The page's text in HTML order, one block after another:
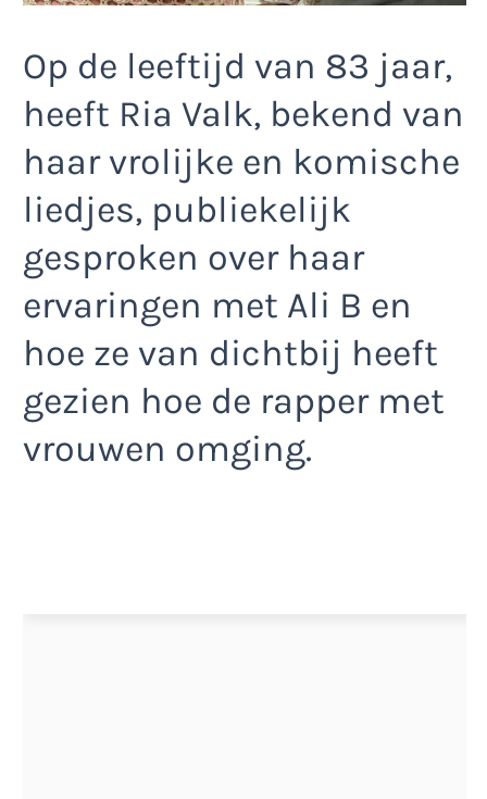
Op de leeftijd van 83 jaar,
heeft Ria Valk, bekend van
haar vrolijke en komische
liedjes, publiekelijk
gesproken over haar
ervaringen met Ali B en
hoe ze van dichtbij heeft
gezien hoe de rapper met
vrouwen omging.